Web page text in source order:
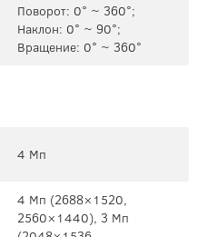
Поворот: 0° ~ 360°;
Наклон: 0° ~ 90°;
Вращение: 0° ~ 360°
4 Мп
4 Mп (2688×1520,
2560×1440), 3 Mп